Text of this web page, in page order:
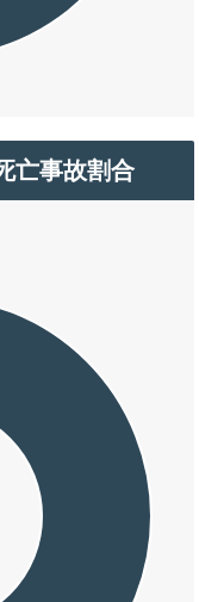
亡事故割合